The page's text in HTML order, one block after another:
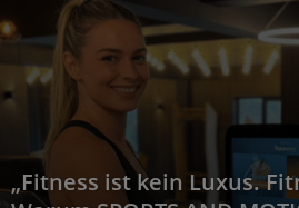
„Fitness ist kein Luxus.